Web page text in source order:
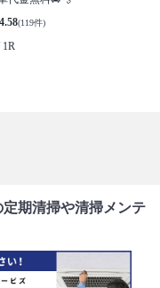
4.58(119件)
1R
期清掃や清掃メンテ